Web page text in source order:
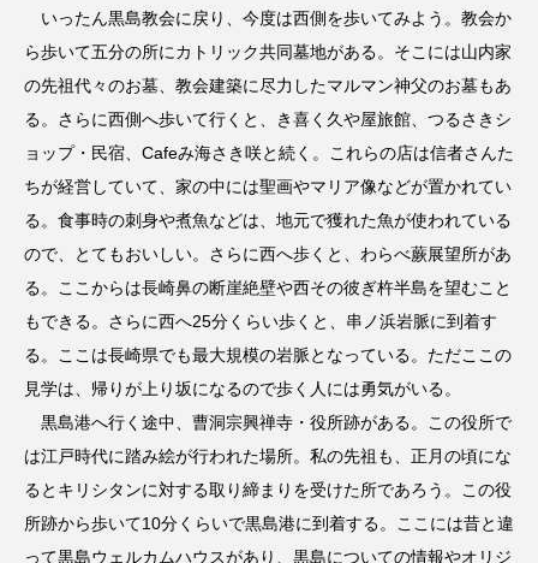
いったん黒島教会に戻り、今度は西側を歩いてみよう。教会か
ら歩いて五分の所にカトリック共同墓地がある。そこには山内家
の先祖代々のお墓、教会建築に尽力したマルマン神父のお墓もあ
る。さらに西側へ歩いて行くと、き喜く久や屋旅館、つるさきシ
ョップ・民宿、Cafeみ海さき咲と続く。これらの店は信者さんた
ちが経営していて、家の中には聖画やマリア像などが置かれてい
る。食事時の刺身や煮魚などは、地元で獲れた魚が使われている
ので、とてもおいしい。さらに西へ歩くと、わらべ蕨展望所があ
る。ここからは長崎鼻の断崖絶壁や西その彼ぎ杵半島を望むこと
もできる。さらに西へ25分くらい歩くと、串ノ浜岩脈に到着す
る。ここは長崎県でも最大規模の岩脈となっている。ただここの
見学は、帰りが上り坂になるので歩く人には勇気がいる。
黒島港へ行く途中、曹洞宗興禅寺・役所跡がある。この役所で
は江戸時代に踏み絵が行われた場所。私の先祖も、正月の頃にな
るとキリシタンに対する取り締まりを受けた所であろう。この役
所跡から歩いて10分くらいで黒島港に到着する。ここには昔と違
って黒島ウェルカムハウスがあり、黒島についての情報やオリジ